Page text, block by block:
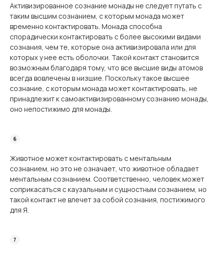
Активизированное сознание монады не следует путать с
таким высшим сознанием, с которым монада может
временно контактировать. Монада способна
спорадически контактировать с более высокими видами
сознания, чем те, которые она активизировала или для
которых у нее есть оболочки. Такой контакт становится
возможным благодаря тому, что все высшие виды атомов
всегда вовлечены в низшие. Поскольку такое высшее
сознание, с которым монада может контактировать, не
принадлежит к самоактивизированному сознанию монады,
оно непостижимо для монады.
Животное может контактировать с ментальным
сознанием, но это не означает, что животное обладает
ментальным сознанием. Соответственно, человек может
соприкасаться с каузальным и сущностным сознанием, но
такой контакт не влечет за собой сознания, постижимого
для Я.